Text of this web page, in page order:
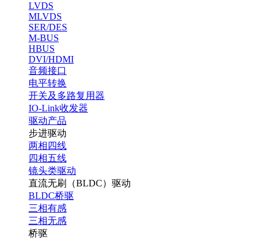
LVDS
MLVDS
SER/DES
M-BUS
HBUS
DVI/HDMI
音频接口
电平转换
开关及多路复用器
IO-Link收发器
驱动产品
步进驱动
两相四线
四相五线
镜头类驱动
直流无刷（BLDC）驱动
BLDC桥驱
三相有感
三相无感
桥驱